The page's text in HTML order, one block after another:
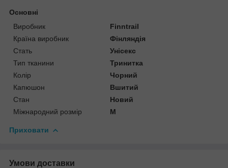
Основні
Виробник
Finntrail
Країна виробник
Фінляндія
Стать
Унісекс
Тип тканини
Тринитка
Колір
Чорний
Капюшон
Вшитий
Стан
Новий
Міжнародний розмір
M
Приховати
Умови доставки